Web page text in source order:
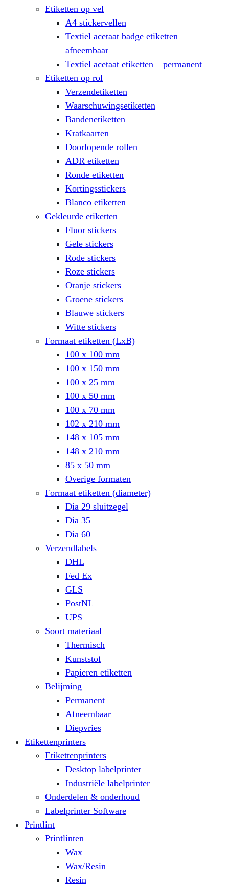
Etiketten op vel
A4 stickervellen
Textiel acetaat badge etiketten –
afneembaar
Textiel acetaat etiketten – permanent
Etiketten op rol
Verzendetiketten
Waarschuwingsetiketten
Bandenetiketten
Kratkaarten
Doorlopende rollen
ADR etiketten
Ronde etiketten
Kortingsstickers
Blanco etiketten
Gekleurde etiketten
Fluor stickers
Gele stickers
Rode stickers
Roze stickers
Oranje stickers
Groene stickers
Blauwe stickers
Witte stickers
Formaat etiketten (LxB)
100 x 100 mm
100 x 150 mm
100 x 25 mm
100 x 50 mm
100 x 70 mm
102 x 210 mm
148 x 105 mm
148 x 210 mm
85 x 50 mm
Overige formaten
Formaat etiketten (diameter)
Dia 29 sluitzegel
Dia 35
Dia 60
Verzendlabels
DHL
Fed Ex
GLS
PostNL
UPS
Soort materiaal
Thermisch
Kunststof
Papieren etiketten
Belijming
Permanent
Afneembaar
Diepvries
Etikettenprinters
Etikettenprinters
Desktop labelprinter
Industriële labelprinter
Onderdelen & onderhoud
Labelprinter Software
Printlint
Printlinten
Wax
Wax/Resin
Resin